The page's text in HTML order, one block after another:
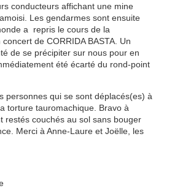
conducteurs affichant une mine
Les gendarmes sont ensuite
a repris le cours de la
de CORRIDA BASTA. Un
de se précipiter sur nous pour en
été écarté du rond-point
personnes qui se sont déplacés(es) à
torture tauromachique. Bravo à
restés couchés au sol sans bouger
Merci à Anne-Laure et Joëlle, les